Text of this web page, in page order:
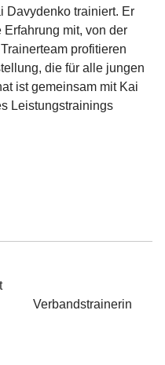
Davydenko trainiert. Er
mit, von der
profitieren
die für alle jungen
ist gemeinsam mit Kai
Leistungstrainings